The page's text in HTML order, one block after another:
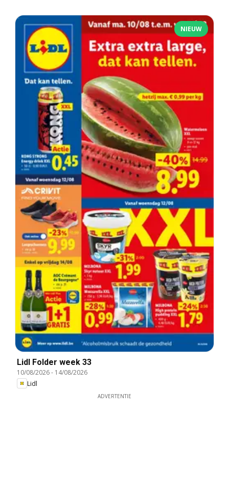
NIEUW
Lidl Folder week 33
10/08/2026- 14/08/2026
Lidl
ADVERTENTIE